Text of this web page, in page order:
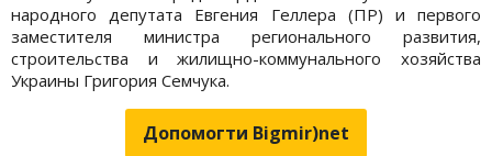
народного депутата Евгения Геллера (ПР) и первого
заместителя министра регионального развития,
строительства и жилищно-коммунального хозяйства
Украины Григория Семчука.
Допомогти Bigmir)net